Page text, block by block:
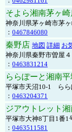
そよら湘南茅ヶ崎
神奈川県茅ヶ崎市茅
： 0467846080
秦野店 地図 詳細 お
神奈川県秦野市曽屋４
： 0463831214
ららぽーと湘南
平塚市天沼10-1 らら
： 0463204371
ジアウトレット
平塚市大神8丁目1番1
： 0463511581